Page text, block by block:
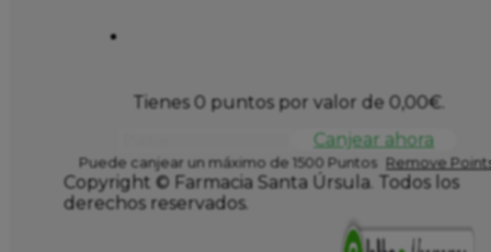
Tienes 0 puntos por valor de 0,00€.
Canjear ahora
Puede canjear un máximo de 1500 Puntos Remove
Copyright © Farmacia Santa Úrsula. Todos los
derechos reservados.